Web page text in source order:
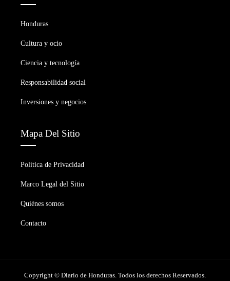
Honduras
Cultura y ocio
Ciencia y tecnología
Responsabilidad social
Inversiones y negocios
Mapa Del Sitio
Política de Privacidad
Marco Legal del Sitio
Quiénes somos
Contacto
Copyright © Diario de Honduras. Todos los derechos Reservados.